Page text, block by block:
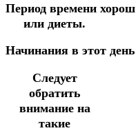
Период времени хорош
или диеты.
Начинания в этот день
Следует
обратить
внимание на
такие